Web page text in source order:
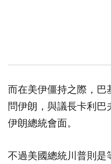
而在美伊僵持之際，巴
問伊朗，與議長卡利
伊朗總統會面。
不過美國總統川普則是